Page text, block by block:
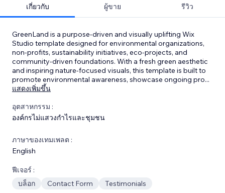
เกี่ยวกับ ผู้ขาย รีวิว
GreenLand is a purpose-driven and visually uplifting Wix
Studio template designed for environmental organizations,
non-profits, sustainability initiatives, eco-projects, and
community-driven foundations. With a fresh green aesthetic
and inspiring nature-focused visuals, this template is built to
promote environmental awareness, showcase ongoing pro...
แสดงเพิ่มขึ้น
อุตสาหกรรม :
องค์กรไม่แสวงกำไรและชุมชน
ภาษาของเทมเพลต :
English
ฟีเจอร์ :
บล็อก
Contact Form Testimonials